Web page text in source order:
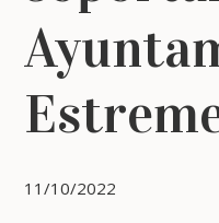
11/10/2022